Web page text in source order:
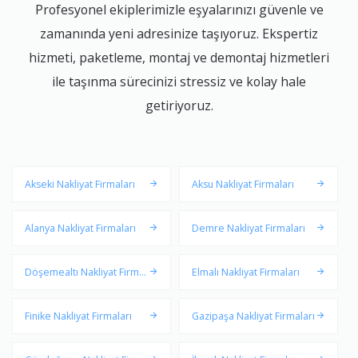
Profesyonel ekiplerimizle eşyalarınızı güvenle ve
zamanında yeni adresinize taşıyoruz. Ekspertiz
hizmeti, paketleme, montaj ve demontaj hizmetleri
ile taşınma sürecinizi stressiz ve kolay hale
getiriyoruz.
Akseki Nakliyat Firmaları Aksu Nakliyat Firmaları
Alanya Nakliyat Firmaları Demre Nakliyat Firmaları
Döşemealtı Nakliyat Firmal
Elmalı Nakliyat Firmaları
Finike Nakliyat Firmaları Gazipaşa Nakliyat Firmaları